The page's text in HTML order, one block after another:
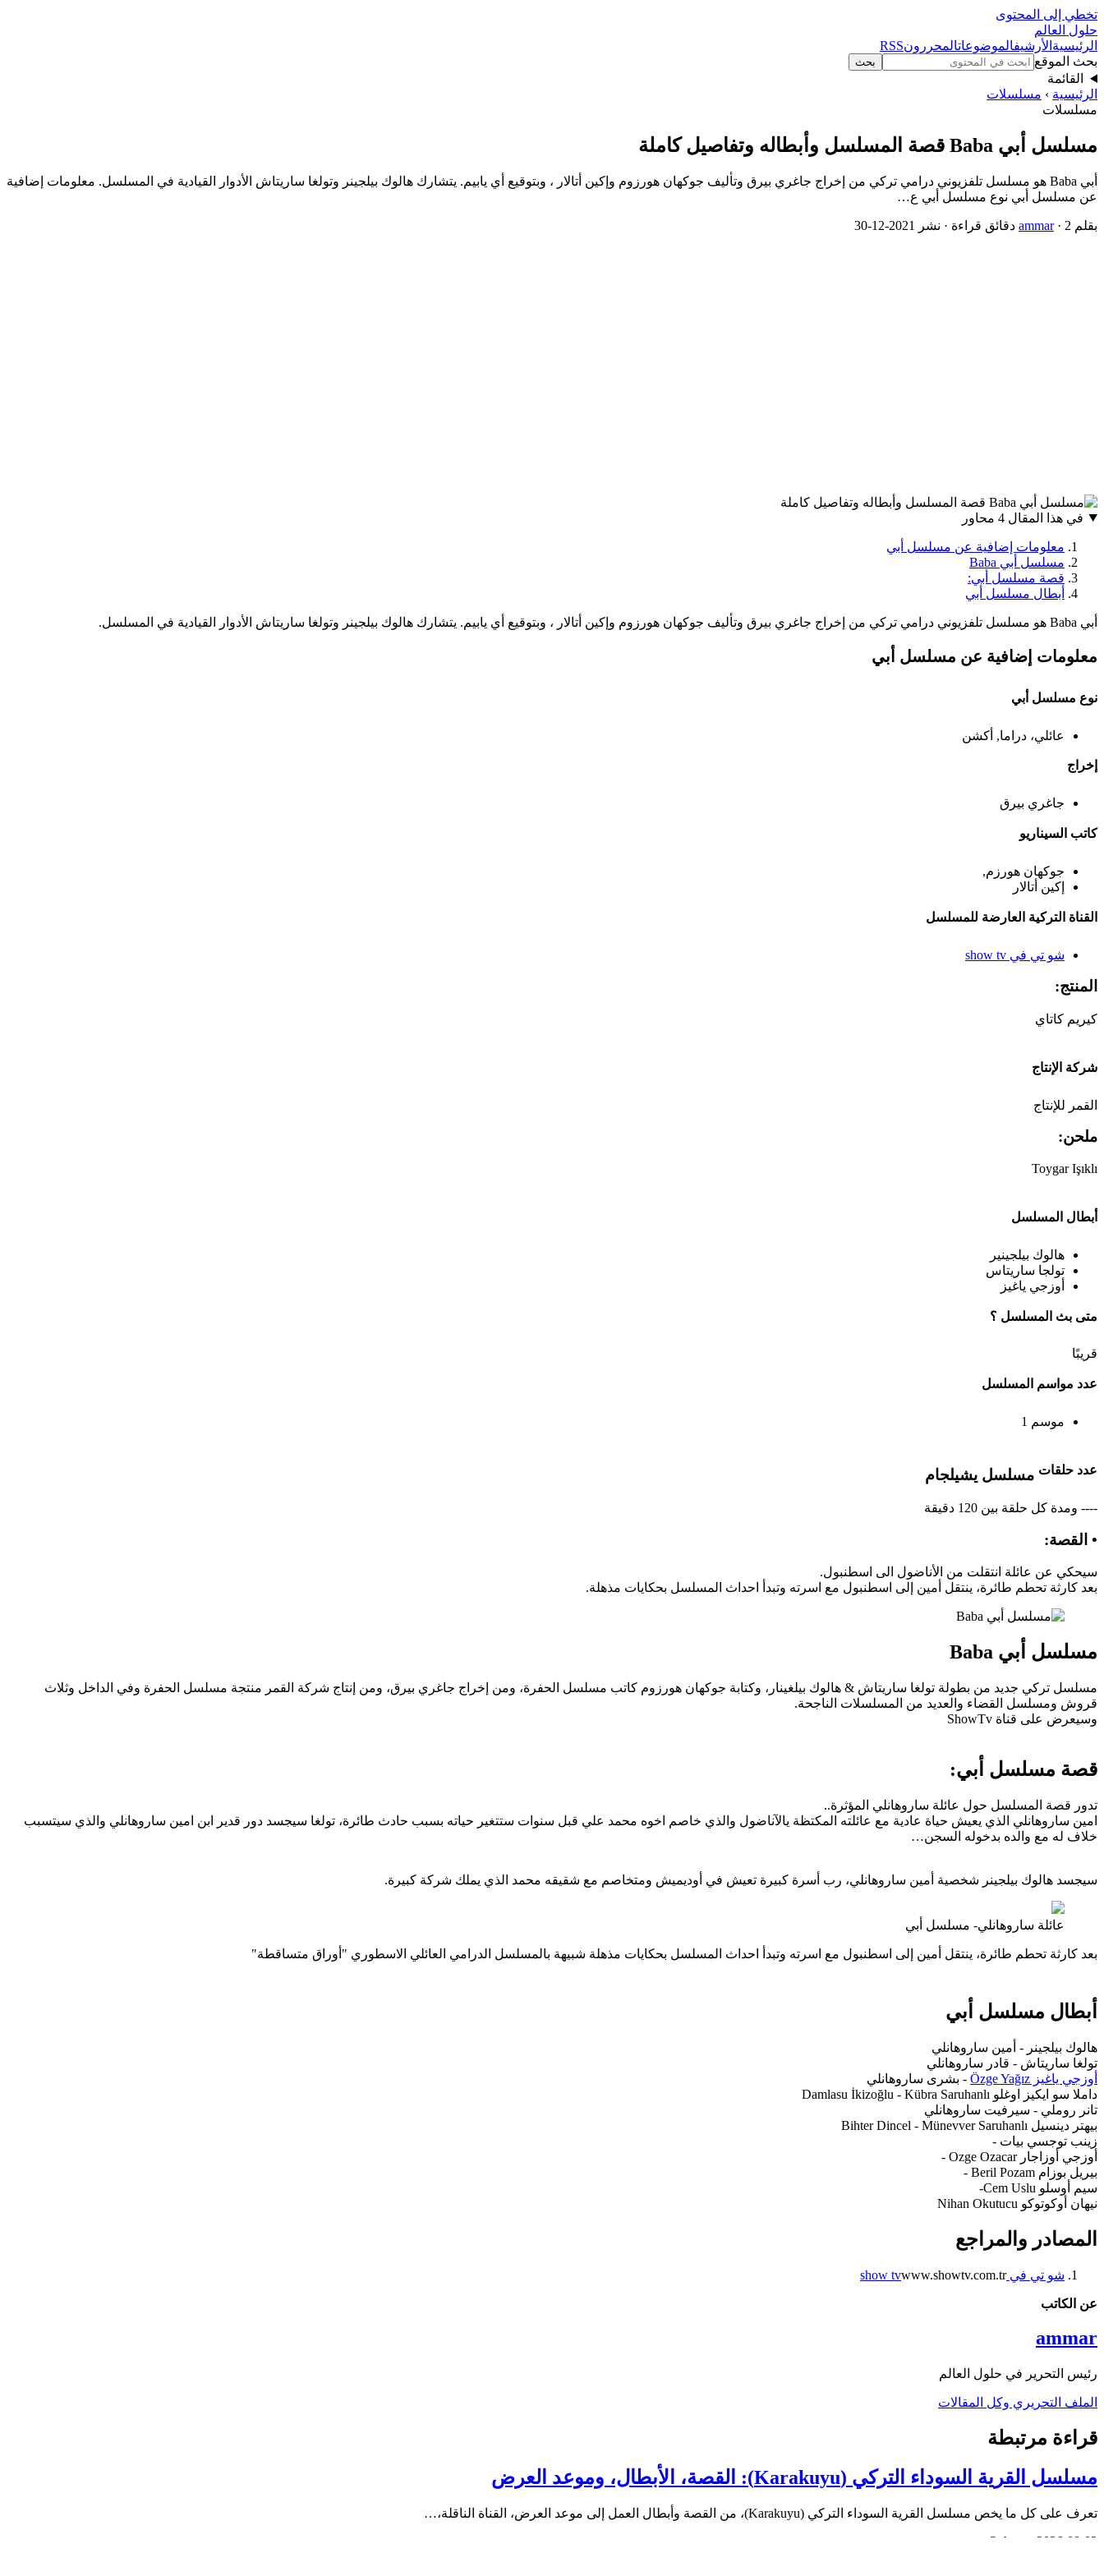
تخطي إلى المحتوى
حلول العالم
الرئيسية الأرشيفالموضوعاتالمحررونRSS
بحث الموقع
بحث
القائمة
الرئيسية › مسلسلات
مسلسلات
مسلسل أبي Baba قصة المسلسل وأبطاله وتفاصيل كاملة
أبي Baba هو مسلسل تلفزيوني درامي تركي من إخراج جاغري بيرق وتأليف جوكهان هورزوم وإكين أتالار ، وبتوقيع أي يابيم. يتشارك هالوك بيلجينر وتولغا ساريتاش الأدوار القيادية في المسلسل. معلومات إضافية
عن مسلسل أبي نوع مسلسل أبي ع…
بقلم ammar· 2 دقائق قراءة · نشر 2021-12-30
في هذا المقال 4 محاور
معلومات إضافية عن مسلسل أبي
مسلسل أبي Baba
قصة مسلسل أبي:
أبطال مسلسل أبي
أبي Baba هو مسلسل تلفزيوني درامي تركي من إخراج جاغري بيرق وتأليف جوكهان هورزوم وإكين أتالار ، وبتوقيع أي يابيم. يتشارك هالوك بيلجينر وتولغا ساريتاش الأدوار القيادية في المسلسل.
معلومات إضافية عن مسلسل أبي
نوع مسلسل أبي
عائلي، دراما, أكشن
إخراج
جاغري بيرق
كاتب السيناريو
جوكهان هورزم,
إكين أتالار
القناة التركية العارضة للمسلسل
شو تي في show tv
المنتج:
كيريم كاتاي
شركة الإنتاج
القمر للإنتاج
ملحن:
Toygar Işıklı
أبطال المسلسل
هالوك بيلجينير
تولجا ساريتاس
أوزجي ياغيز
متى بث المسلسل ؟
قريبًا
عدد مواسم المسلسل
موسم 1
عدد حلقات مسلسل يشيلجام
---- ومدة كل حلقة بين 120 دقيقة
• القصة:
سيحكي عن عائلة انتقلت من الأناضول الى اسطنبول.
بعد كارثة تحطم طائرة، ينتقل أمين إلى اسطنبول مع اسرته وتبدأ احداث المسلسل بحكايات مذهلة.
مسلسل أبي Baba
مسلسل تركي جديد من بطولة تولغا ساريتاش & هالوك بيلغينار، وكتابة جوكهان هورزوم كاتب مسلسل الحفرة، ومن إخراج جاغري بيرق، ومن إنتاج شركة القمر منتجة مسلسل الحفرة وفي الداخل وثلاث
قروش ومسلسل القضاء والعديد من المسلسلات الناجحة.
وسيعرض على قناة ShowTv
قصة مسلسل أبي:
تدور قصة المسلسل حول عائلة ساروهانلي المؤثرة..
امين ساروهانلي الذي يعيش حياة عادية مع عائلته المكتظة يالآناضول والذي خاصم اخوه محمد علي قبل سنوات ستتغير حياته بسبب حادث طائرة، تولغا سيجسد دور قدير ابن امين ساروهانلي والذي سيتسبب
خلاف له مع والده بدخوله السجن…
سيجسد هالوك بيلجينر شخصية أمين ساروهانلي، رب أسرة كبيرة تعيش في أوديميش ومتخاصم مع شقيقه محمد الذي يملك شركة كبيرة.
عائلة ساروهانلي- مسلسل أبي
بعد كارثة تحطم طائرة، ينتقل أمين إلى اسطنبول مع اسرته وتبدأ احداث المسلسل بحكايات مذهلة شبيهة بالمسلسل الدرامي العائلي الاسطوري "أوراق متساقطة"
أبطال مسلسل أبي
هالوك بيلجينر - أمين ساروهانلي
تولغا ساريتاش - قادر ساروهانلي
أوزجي ياغيز Özge Yağız
- بشرى ساروهانلي
داملا سو ايكيز اوغلو Damlasu İkizoğlu - Kübra Saruhanlı
تانر روملي - سيرفيت ساروهانلي
بيهتر دينسيل Bihter Dincel - Münevver Saruhanlı
زينب توجسي بيات -
أوزجي أوزاجار Ozge Ozacar -
بيريل بوزام Beril Pozam -
سيم أوسلو Cem Uslu-
نيهان أوكوتوكو Nihan Okutucu
المصادر والمراجع
شو تي في show tvwww.showtv.com.tr
عن الكاتب
ammar
رئيس التحرير في حلول العالم
الملف التحريري وكل المقالات
قراءة مرتبطة
مسلسل القرية السوداء التركي (Karakuyu): القصة، الأبطال، وموعد العرض
تعرف على كل ما يخص مسلسل القرية السوداء التركي (Karakuyu)، من القصة وأبطال العمل إلى موعد العرض، القناة الناقلة،…
Qahtan · 2026-08-02